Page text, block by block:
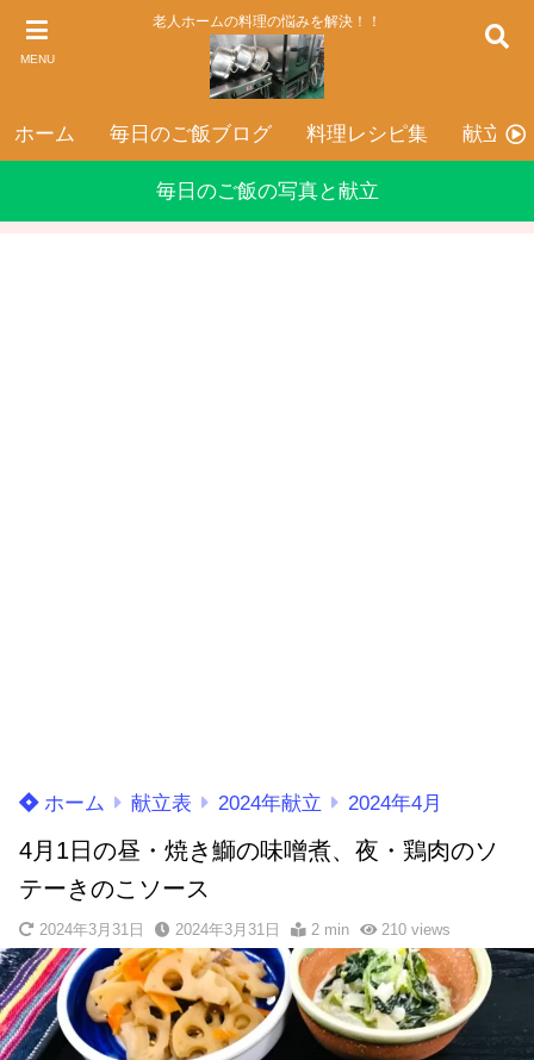
MENU
老人ホームの料理の悩みを解決！！
ホーム 毎日のご飯ブログ 料理レシピ集 献立表
毎日のご飯の写真と献立
ホーム 献立表 2024年献立 2024年4月
4月1日の昼・焼き鰤の味噌煮、夜・鶏肉のソ
テーきのこソース
2024年3月31日 2024年3月31日 2 min 210views